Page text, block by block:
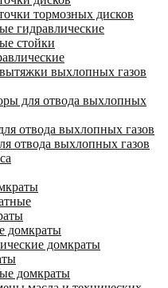
тормозных дисков
гидравлические
стойки
выхлопных газов
для отвода выхлопных
отвода выхлопных газов
отвода выхлопных газов
домкраты
домкраты
домкраты